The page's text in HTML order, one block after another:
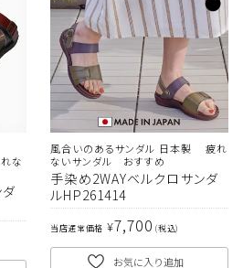
な
風合いのあるサンダル 日本製 疲れ
ないサンダル おすすめ
手染め2WAYベルクロサンダ
ルHP261414
当店通常価格 ¥7,700 税込
お気に入り追加